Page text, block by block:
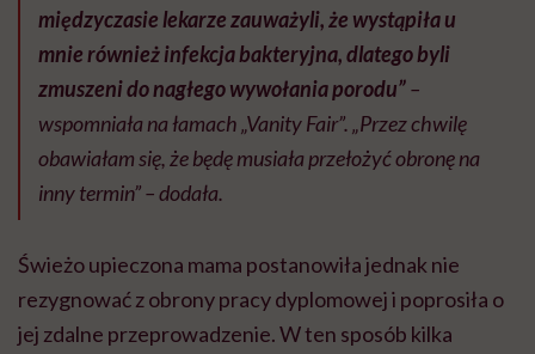
międzyczasie lekarze zauważyli, że wystąpiła u
mnie również infekcja bakteryjna, dlatego byli
zmuszeni do nagłego wywołania porodu”–
wspomniała na łamach „Vanity Fair”. „Przez chwilę
obawiałam się, że będę musiała przełożyć obronę na
inny termin” – dodała.
Świeżo upieczona mama postanowiła jednak nie
rezygnować z obrony pracy dyplomowej i poprosiła o
jej zdalne przeprowadzenie. W ten sposób kilka